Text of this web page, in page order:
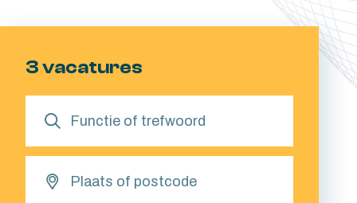
3 vacatures